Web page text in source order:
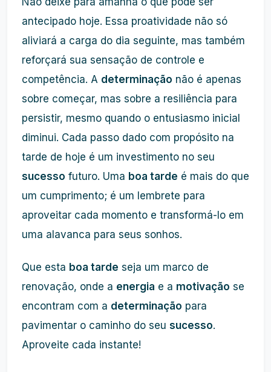
antecipado hoje. Essa proatividade não só
aliviará a carga do dia seguinte, mas também
reforçará sua sensação de controle e
competência. A determinação não é apenas
sobre começar, mas sobre a resiliência para
persistir, mesmo quando o entusiasmo inicial
diminui. Cada passo dado com propósito na
tarde de hoje é um investimento no seu
sucesso futuro. Uma boa tarde é mais do que
um cumprimento; é um lembrete para
aproveitar cada momento e transformá-lo em
uma alavanca para seus sonhos.
Que esta boa tarde seja um marco de
renovação, onde a energia e a motivação se
encontram com a determinação para
pavimentar o caminho do seu sucesso.
Aproveite cada instante!